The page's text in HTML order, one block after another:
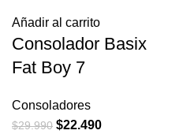
Añadir al carrito
Consolador Basix
Fat Boy 7
Consoladores
$29.990 El
$22.490El